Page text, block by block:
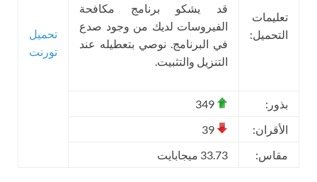
تحميل
تورنت
تعليمات
التحميل:
قد يشكو برنامج مكافحة
الفيروسات لديك من وجود صدع
في البرنامج. نوصي بتعطيله عند
التنزيل والتثبيت.
بذور:
الأقران:
مقاس:
33.73 ميجابايت